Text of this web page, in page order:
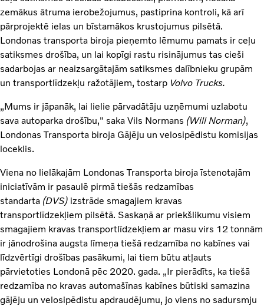
zemākus ātruma ierobežojumus, pastiprina kontroli, kā arī
pārprojektē ielas un bīstamākos krustojumus pilsētā.
Londonas transporta biroja pieņemto lēmumu pamats ir ceļu
satiksmes drošība, un lai kopīgi rastu risinājumus tas cieši
sadarbojas ar neaizsargātajām satiksmes dalībnieku grupām
un transportlīdzekļu ražotājiem, tostarp Volvo Trucks.
„Mums ir jāpanāk, lai lielie pārvadātāju uzņēmumi uzlabotu
sava autoparka drošību," saka Vils Normans (Will Norman),
Londonas Transporta biroja Gājēju un velosipēdistu komisijas
loceklis.
Viena no lielākajām Londonas Transporta biroja īstenotajām
iniciatīvām ir pasaulē pirmā tiešās redzamības
standarta (DVS) izstrāde smagajiem kravas
transportlīdzekļiem pilsētā. Saskaņā ar priekšlikumu visiem
smagajiem kravas transportlīdzekļiem ar masu virs 12 tonnām
ir jānodrošina augsta līmeņa tiešā redzamība no kabīnes vai
līdzvērtīgi drošības pasākumi, lai tiem būtu atļauts
pārvietoties Londonā pēc 2020. gada. „Ir pierādīts, ka tiešā
redzamība no kravas automašīnas kabīnes būtiski samazina
gājēju un velosipēdistu apdraudējumu, jo viens no sadursmju